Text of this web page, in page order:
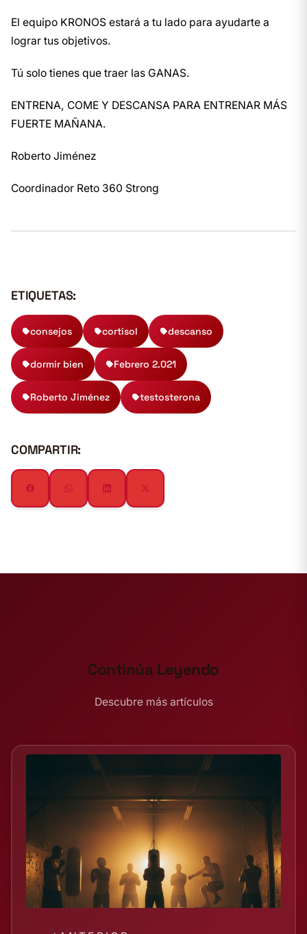
El equipo KRONOS estará a tu lado para ayudarte a
lograr tus objetivos.
Tú solo tienes que traer las GANAS.
ENTRENA, COME Y DESCANSA PARA ENTRENAR MÁS
FUERTE MAÑANA.
Roberto Jiménez
Coordinador Reto 360 Strong
ETIQUETAS:
consejos cortisol descanso
dormir bien Febrero 2.021
Roberto Jiménez testosterona
COMPARTIR:
Continúa Leyendo
Descubre más artículos